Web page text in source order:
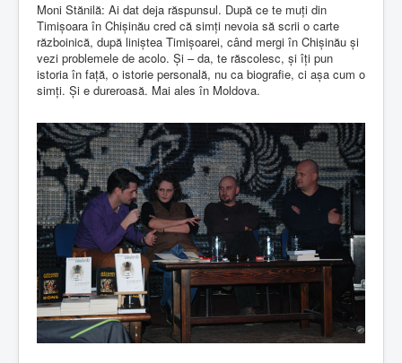
Moni Stănilă: Ai dat deja răspunsul. După ce te muți din
Timișoara în Chișinău cred că simți nevoia să scrii o carte
războinică, după liniștea Timișoarei, când mergi în Chișinău și
vezi problemele de acolo. Și – da, te răscolesc, și îți pun
istoria în față, o istorie personală, nu ca biografie, ci așa cum o
simți. Și e dureroasă. Mai ales în Moldova.